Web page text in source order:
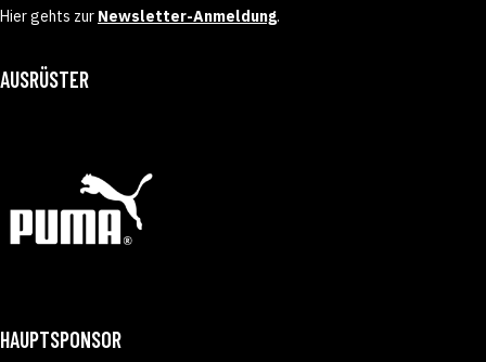
Hier gehts zur Newsletter-Anmeldung.
AUSRÜSTER
HAUPTSPONSOR